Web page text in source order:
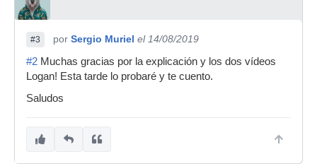
#3 por Sergio Muriel el 14/08/2019
#2 Muchas gracias por la explicación y los dos vídeos
Logan! Esta tarde lo probaré y te cuento.
Saludos